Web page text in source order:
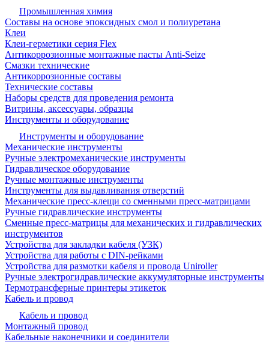
Промышленная химия
Составы на основе эпоксидных смол и полиуретана
Клеи
Клеи-герметики серия Flex
Антикоррозионные монтажные пасты Anti-Seize
Смазки технические
Антикоррозионные составы
Технические составы
Наборы средств для проведения ремонта
Витрины, аксессуары, образцы
Инструменты и оборудование
Инструменты и оборудование
Механические инструменты
Ручные электромеханические инструменты
Гидравлическое оборудование
Ручные монтажные инструменты
Инструменты для выдавливания отверстий
Механические пресс-клещи со сменными пресс-матрицами
Ручные гидравлические инструменты
Сменные пресс-матрицы для механических и гидравлических
инструментов
Устройства для закладки кабеля (УЗК)
Устройства для работы с DIN-рейками
Устройства для размотки кабеля и провода Uniroller
Ручные электрогидравлические аккумуляторные инструменты
Термотрансферные принтеры этикеток
Кабель и провод
Кабель и провод
Монтажный провод
Кабельные наконечники и соединители